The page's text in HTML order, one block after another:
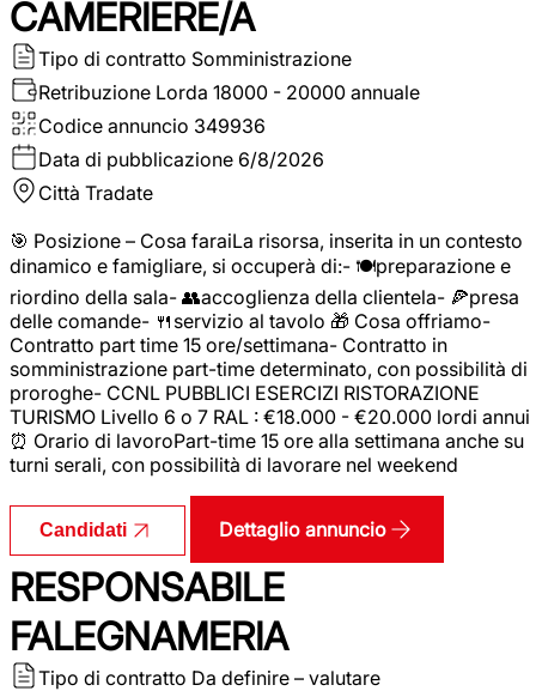
CAMERIERE/A
Tipo di contratto Somministrazione
Retribuzione Lorda 18000 - 20000 annuale
Codice annuncio 349936
Data di pubblicazione 6/8/2026
Città Tradate
🎯 Posizione – Cosa faraiLa risorsa, inserita in un contesto
dinamico e famigliare, si occuperà di:- 🍽️preparazione e
riordino della sala- 👥accoglienza della clientela- 🍕presa
delle comande- 🍴servizio al tavolo 🎁 Cosa offriamo-
Contratto part time 15 ore/settimana- Contratto in
somministrazione part-time determinato, con possibilità di
proroghe- CCNL PUBBLICI ESERCIZI RISTORAZIONE
TURISMO Livello 6 o 7 RAL : €18.000 - €20.000 lordi annui
⏰ Orario di lavoroPart-time 15 ore alla settimana anche su
turni serali, con possibilità di lavorare nel weekend
Candidati Dettaglio annuncio
RESPONSABILE
FALEGNAMERIA
Tipo di contratto Da definire – valutare